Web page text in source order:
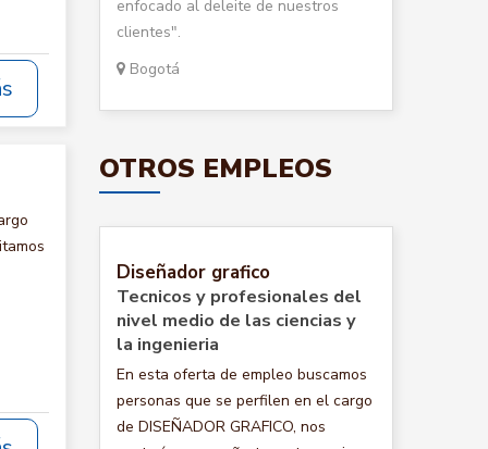
enfocado al deleite de nuestros
clientes".
Bogotá
OTROS EMPLEOS
Diseñador grafico
Tecnicos y profesionales del
nivel medio de las ciencias y
la ingenieria
En esta oferta de empleo buscamos
personas que se perfilen en el cargo
de DISEÑADOR GRAFICO, nos